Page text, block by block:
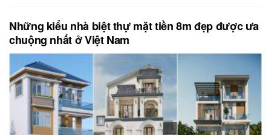
Những kiểu nhà biệt thự mặt tiền 8m đẹp được ưa
chuộng nhất ở Việt Nam